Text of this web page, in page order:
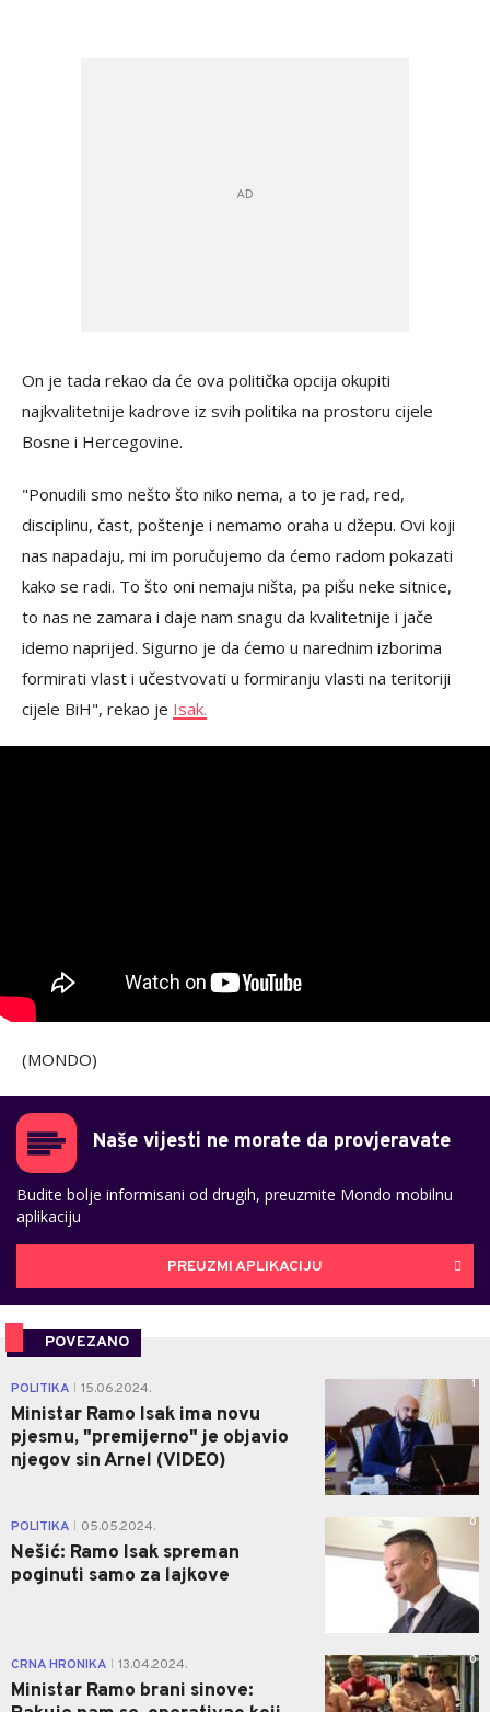
On je tada rekao da će ova politička opcija okupiti
najkvalitetnije kadrove iz svih politika na prostoru cijele
Bosne i Hercegovine.
"Ponudili smo nešto što niko nema, a to je rad, red,
disciplinu, čast, poštenje i nemamo oraha u džepu. Ovi koji
nas napadaju, mi im poručujemo da ćemo radom pokazati
kako se radi. To što oni nemaju ništa, pa pišu neke sitnice,
to nas ne zamara i daje nam snagu da kvalitetnije i jače
idemo naprijed. Sigurno je da ćemo u narednim izborima
formirati vlast i učestvovati u formiranju vlasti na teritoriji
cijele BiH", rekao je Isak.
(MONDO)
Naše vijesti ne morate da provjeravate
Budite bolje informisani od drugih, preuzmite Mondo mobilnu
aplikaciju
PREUZMI APLIKACIJU
POVEZANO
POLITIKA 15.06.2024.
Ministar Ramo Isak ima novu
pjesmu, "premijerno" je objavio
njegov sin Arnel (VIDEO)
1
POLITIKA 05.05.2024.
Nešić: Ramo Isak spreman
poginuti samo za lajkove
0
CRNA HRONIKA 13.04.2024.
Ministar Ramo brani sinove:
0